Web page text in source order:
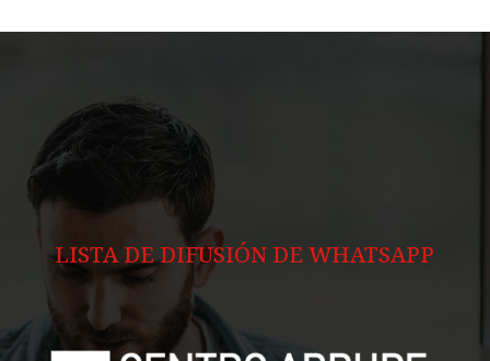
LISTA DE DIFUSIÓN DE WHATSAPP